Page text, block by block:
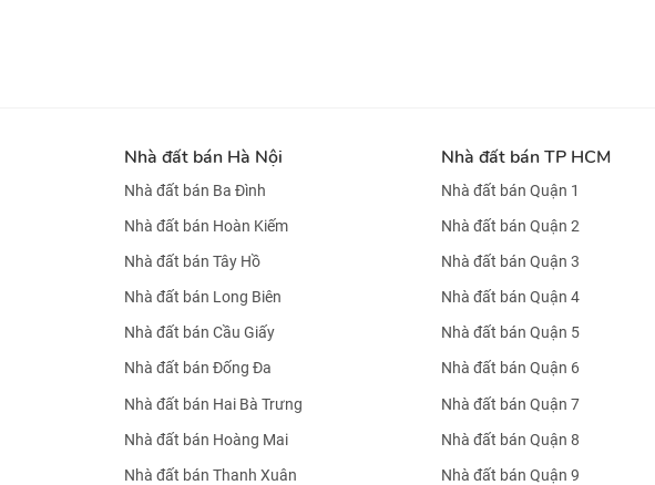
Nhà đất bán Hà Nội
Nhà đất bán Ba Đình
Nhà đất bán Hoàn Kiếm
Nhà đất bán Tây Hồ
Nhà đất bán Long Biên
Nhà đất bán Cầu Giấy
Nhà đất bán Đống Đa
Nhà đất bán Hai Bà Trưng
Nhà đất bán Hoàng Mai
Nhà đất bán Thanh Xuân
Nhà đất bán TP HCM
Nhà đất bán Quận 1
Nhà đất bán Quận 2
Nhà đất bán Quận 3
Nhà đất bán Quận 4
Nhà đất bán Quận 5
Nhà đất bán Quận 6
Nhà đất bán Quận 7
Nhà đất bán Quận 8
Nhà đất bán Quận 9